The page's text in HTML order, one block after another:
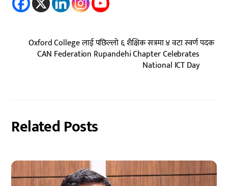
Oxford College लाई पछिल्लो ६ शैक्षिक सत्रमा ४ वटा स्वर्ण पदक
CAN Federation Rupandehi Chapter Celebrates
National ICT Day
Related Posts